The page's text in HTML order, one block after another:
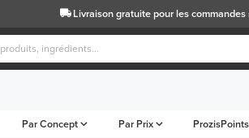
Livraison gratuitepour les
Par Concept Par Prix ProzisPoints